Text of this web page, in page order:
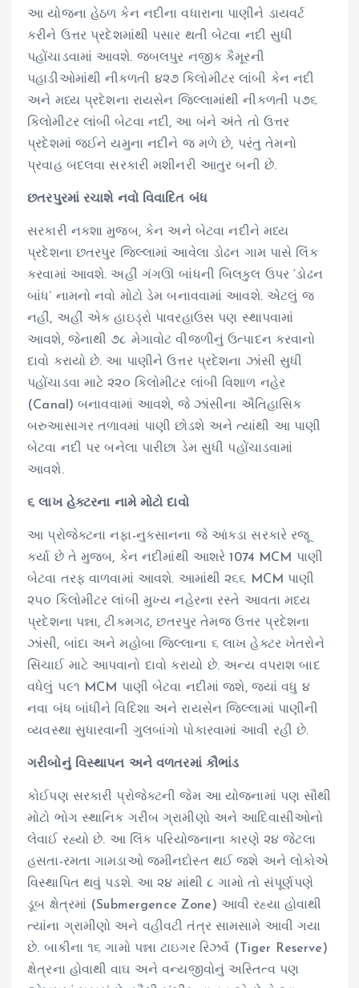
આ યોજના હેઠળ કેન નદીના વધારાના પાણીને ડાયવર્ટ
કરીને ઉત્તર પ્રદેશમાંથી પસાર થતી બેટવા નદી સુધી
પહોંચાડવામાં આવશે. જબલપુર નજીક કૈમૂરની
પહાડીઓમાંથી નીકળતી ૪૨૭ કિલોમીટર લાંબી કેન નદી
અને મધ્ય પ્રદેશના રાયસેન જિલ્લામાંથી નીકળતી ૫૭૬
કિલોમીટર લાંબી બેટવા નદી, આ બંને અંતે તો ઉત્તર
પ્રદેશમાં જઈને યમુના નદીને જ મળે છે, પરંતુ તેમનો
પ્રવાહ બદલવા સરકારી મશીનરી આતુર બની છે.
છતરપુરમાં રચાશે નવો વિવાદિત બંધ
સરકારી નકશા મુજબ, કેન અને બેટવા નદીને મધ્ય
પ્રદેશના છતરપુર જિલ્લામાં આવેલા ડોઢન ગામ પાસે લિંક
કરવામાં આવશે. અહીં ગંગઊ બાંધની બિલકુલ ઉપર ‘ડોઢન
બાંધ’ નામનો નવો મોટો ડેમ બનાવવામાં આવશે. એટલું જ
નહીં, અહીં એક હાઇડ્રો પાવરહાઉસ પણ સ્થાપવામાં
આવશે, જેનાથી ૭૮ મેગાવોટ વીજળીનું ઉત્પાદન કરવાનો
દાવો કરાયો છે. આ પાણીને ઉત્તર પ્રદેશના ઝાંસી સુધી
પહોંચાડવા માટે ૨૨૦ કિલોમીટર લાંબી વિશાળ નહેર
(Canal) બનાવવામાં આવશે, જે ઝાંસીના ઐતિહાસિક
બરુઆસાગર તળાવમાં પાણી છોડશે અને ત્યાંથી આ પાણી
બેટવા નદી પર બનેલા પારીછા ડેમ સુધી પહોંચાડવામાં
આવશે.
૬ લાખ હેક્ટરના નામે મોટો દાવો
આ પ્રોજેક્ટના નફા-નુકસાનના જે આંકડા સરકારે રજૂ
કર્યા છે તે મુજબ, કેન નદીમાંથી આશરે 1074 MCM પાણી
બેટવા તરફ વાળવામાં આવશે. આમાંથી ૨૬૬ MCM પાણી
૨૫૦ કિલોમીટર લાંબી મુખ્ય નહેરના રસ્તે આવતા મધ્ય
પ્રદેશના પન્ના, ટીકમગઢ, છતરપુર તેમજ ઉત્તર પ્રદેશના
ઝાંસી, બાંદા અને મહોબા જિલ્લાના ૬ લાખ હેક્ટર ખેતરોને
સિંચાઈ માટે આપવાનો દાવો કરાયો છે. અન્ય વપરાશ બાદ
વધેલું ૫૯૧ MCM પાણી બેટવા નદીમાં જશે, જ્યાં વધુ ૪
નવા બંધ બાંધીને વિદિશા અને રાયસેન જિલ્લામાં પાણીની
વ્યવસ્થા સુધારવાની ગુલબાંગો પોકારવામાં આવી રહી છે.
ગરીબોનું વિસ્થાપન અને વળતરમાં કૌભાંડ
કોઈપણ સરકારી પ્રોજેક્ટની જેમ આ યોજનામાં પણ સૌથી
મોટો ભોગ સ્થાનિક ગરીબ ગ્રામીણો અને આદિવાસીઓનો
લેવાઈ રહ્યો છે. આ લિંક પરિયોજનાના કારણે ૨૪ જેટલા
હસતા-રમતા ગામડાઓ જમીનદોસ્ત થઈ જશે અને લોકોએ
વિસ્થાપિત થવું પડશે. આ ૨૪ માંથી ૮ ગામો તો સંપૂર્ણપણે
ડૂબ ક્ષેત્રમાં (Submergence Zone) આવી રહ્યા હોવાથી
ત્યાંના ગ્રામીણો અને વહીવટી તંત્ર સામસામે આવી ગયા
છે. બાકીના ૧૬ ગામો પન્ના ટાઇગર રિઝર્વ (Tiger Reserve)
ક્ષેત્રના હોવાથી વાઘ અને વન્યજીવોનું અસ્તિત્વ પણ